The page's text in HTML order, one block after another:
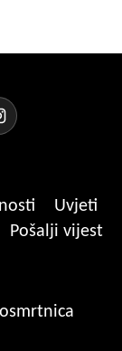
Uvjeti
Pošalji vijest